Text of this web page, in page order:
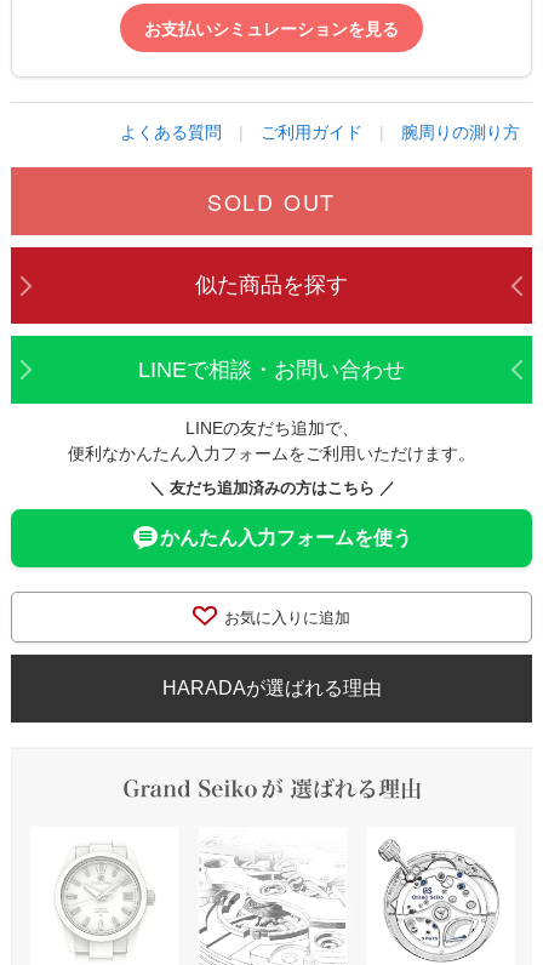
お支払いシミュレーションを見る
よくある質問 | ご利用ガイド | 腕周りの測り方
SOLD OUT
似た商品を探す
LINEで相談・お問い合わせ
LINEの友だち追加で、
便利なかんたん入力フォームをご利用いただけます。
＼ 友だち追加済みの方はこちら ／
かんたん入力フォームを使う
お気に入りに追加
HARADAが選ばれる理由